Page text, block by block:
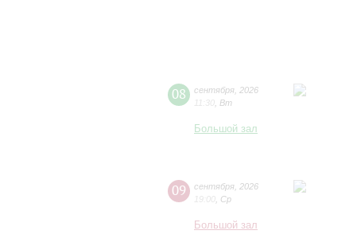
08 сентября 2026
11:30 Вт
Большой зал
09 сентября 2026
19:00 Ср
Большой зал